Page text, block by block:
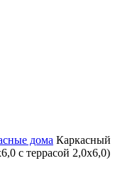
дома Каркасный
с террасой 2,0х6,0)